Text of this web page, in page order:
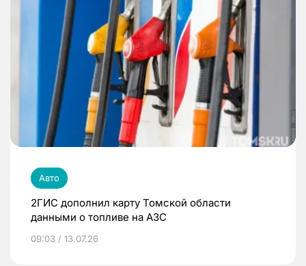
Авто
2ГИС дополнил карту Томской области
данными о топливе на АЗС
09:03 / 13.07.26